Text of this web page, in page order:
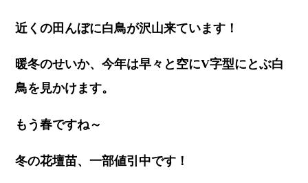
近くの田んぼに白鳥が沢山来ています！
暖冬のせいか、今年は早々と空にV字型にとぶ白
鳥を見かけます。
もう春ですね～
冬の花壇苗、一部値引中です！